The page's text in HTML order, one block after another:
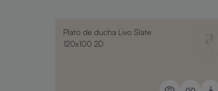
Plato de ducha Livo Slate
120x100 2D